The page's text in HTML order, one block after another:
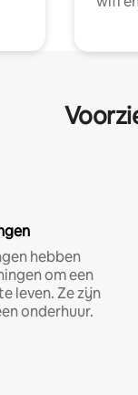
hebben
om een
leven. Ze zijn
onderhuur.